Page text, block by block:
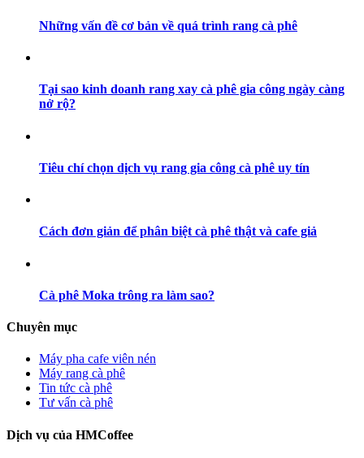
Những vấn đề cơ bản về quá trình rang cà phê
Tại sao kinh doanh rang xay cà phê gia công ngày càng
nở rộ?
Tiêu chí chọn dịch vụ rang gia công cà phê uy tín
Cách đơn giản để phân biệt cà phê thật và cafe giả
Cà phê Moka trông ra làm sao?
Chuyên mục
Máy pha cafe viên nén
Máy rang cà phê
Tin tức cà phê
Tư vấn cà phê
Dịch vụ của HMCoffee